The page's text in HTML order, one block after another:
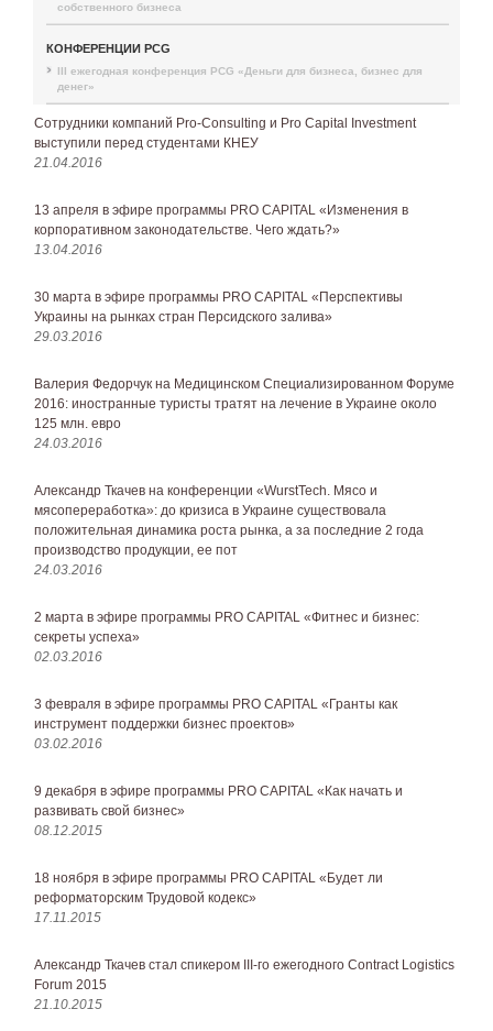
собственного бизнеса
КОНФЕРЕНЦИИ PCG
III ежегодная конференция PCG «Деньги для бизнеса, бизнес для
денег»
Сотрудники компаний Pro-Consulting и Pro Capital Investment
выступили перед студентами КНЕУ
21.04.2016
13 апреля в эфире программы PRO CAPITAL «Изменения в
корпоративном законодательстве. Чего ждать?»
13.04.2016
30 марта в эфире программы PRO CAPITAL «Перспективы
Украины на рынках стран Персидского залива»
29.03.2016
Валерия Федорчук на Медицинском Специализированном Форуме
2016: иностранные туристы тратят на лечение в Украине около
125 млн. евро
24.03.2016
Александр Ткачев на конференции «WurstTech. Мясо и
мясопереработка»: до кризиса в Украине существовала
положительная динамика роста рынка, а за последние 2 года
производство продукции, ее пот
24.03.2016
2 марта в эфире программы PRO CAPITAL «Фитнес и бизнес:
секреты успеха»
02.03.2016
3 февраля в эфире программы PRO CAPITAL «Гранты как
инструмент поддержки бизнес проектов»
03.02.2016
9 декабря в эфире программы PRO CAPITAL «Как начать и
развивать свой бизнес»
08.12.2015
18 ноября в эфире программы PRO CAPITAL «Будет ли
реформаторским Трудовой кодекс»
17.11.2015
Александр Ткачев стал спикером III-го ежегодного Contract Logistics
Forum 2015
21.10.2015